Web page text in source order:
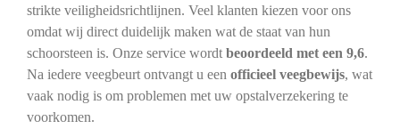
strikte veiligheidsrichtlijnen. Veel klanten kiezen voor ons
omdat wij direct duidelijk maken wat de staat van hun
schoorsteen is. Onze service wordt beoordeeld met een 9,6.
Na iedere veegbeurt ontvangt u een officieel veegbewijs, wat
vaak nodig is om problemen met uw opstalverzekering te
voorkomen.